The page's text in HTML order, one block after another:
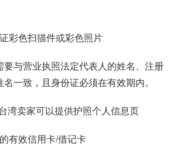
彩色扫描件或彩色照片
要与营业执照法定代表人的姓名、注册
一致，且身份证必须在有效期内。
湾卖家可以提供护照个人信息页
有效信用卡/借记卡